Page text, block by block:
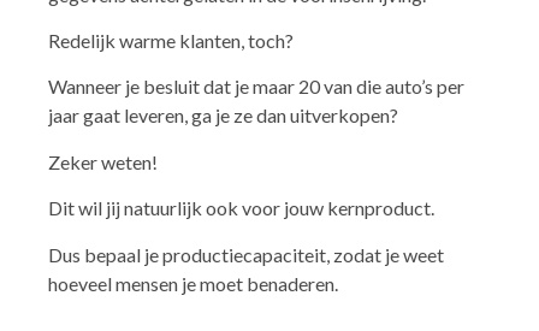
Redelijk warme klanten, toch?
Wanneer je besluit dat je maar 20 van die auto’s per
jaar gaat leveren, ga je ze dan uitverkopen?
Zeker weten!
Dit wil jij natuurlijk ook voor jouw kernproduct.
Dus bepaal je productiecapaciteit, zodat je weet
hoeveel mensen je moet benaderen.